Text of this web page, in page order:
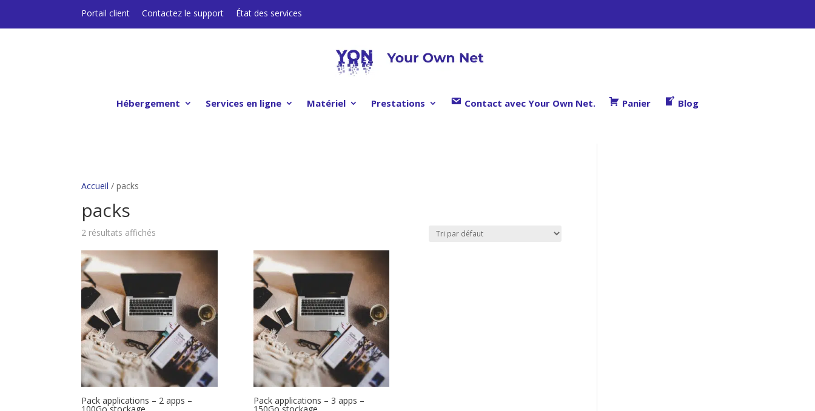
Portail client Contactez le support État des services
Hébergement Services en ligne Matériel Prestations Contact avec Your Own Net. Panier Blog
Accueil / packs
packs
2 résultats affichés
Pack applications – 2 apps – Pack applications – 3 apps –